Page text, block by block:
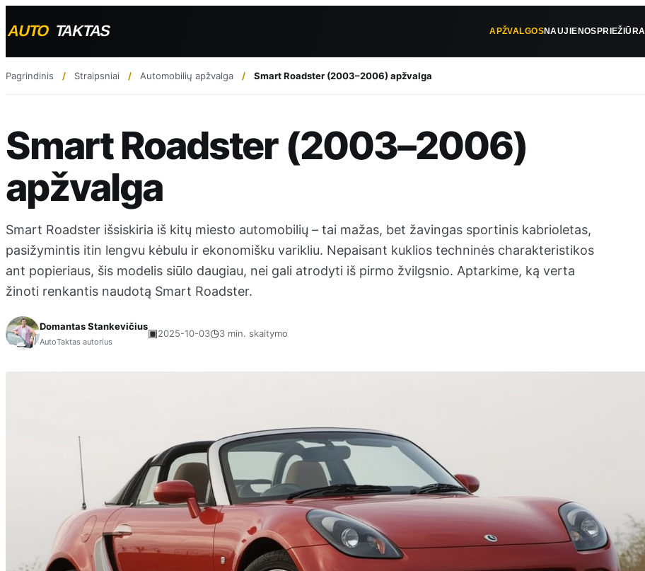
APŽVALGOSNAUJIENOSPRIEŽIŪRA
Pagrindinis Straipsniai Automobilių apžvalga Smart Roadster (2003–2006) apžvalga
Smart Roadster (2003–2006)
apžvalga
Smart Roadster išsiskiria iš kitų miesto automobilių – tai mažas, bet žavingas sportinis kabrioletas,
pasižymintis itin lengvu kėbulu ir ekonomišku varikliu. Nepaisant kuklios techninės charakteristikos
ant popieriaus, šis modelis siūlo daugiau, nei gali atrodyti iš pirmo žvilgsnio. Aptarkime, ką verta
žinoti renkantis naudotą Smart Roadster.
Domantas Stankevičius
AutoTaktas autorius
▣2025-10-03◷3 min. skaitymo